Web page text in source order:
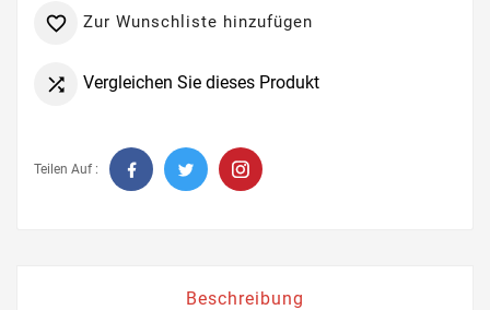
 Zur Wunschliste hinzufügen
 Vergleichen Sie dieses Produkt
Teilen Auf :
Beschreibung